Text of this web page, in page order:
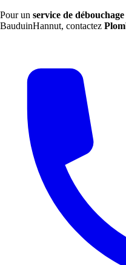
Pour un service de
BauduinHannut, contactez